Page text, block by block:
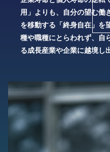
用」よりも、自分の望む働
を移動する「終身自在」を
種や職種にとらわれず、自
る成長産業や企業に越境し